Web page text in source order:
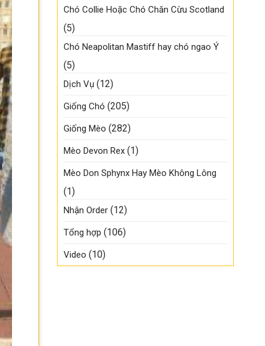
Chó Collie Hoặc Chó Chăn Cừu Scotland
(5)
Chó Neapolitan Mastiff hay chó ngao Ý
(5)
Dịch Vụ (12)
Giống Chó (205)
Giống Mèo (282)
Mèo Devon Rex (1)
Mèo Don Sphynx Hay Mèo Không Lông
(1)
Nhận Order (12)
Tổng hợp (106)
Video (10)